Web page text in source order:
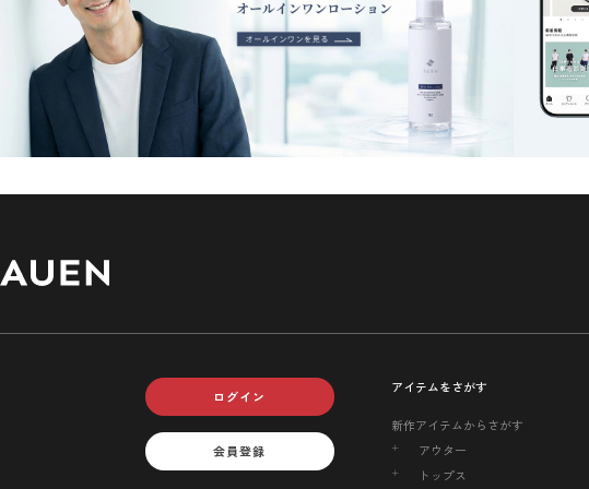
ログイン
会員登録
アイテムをさがす
新作アイテムからさがす
アウター
トップス